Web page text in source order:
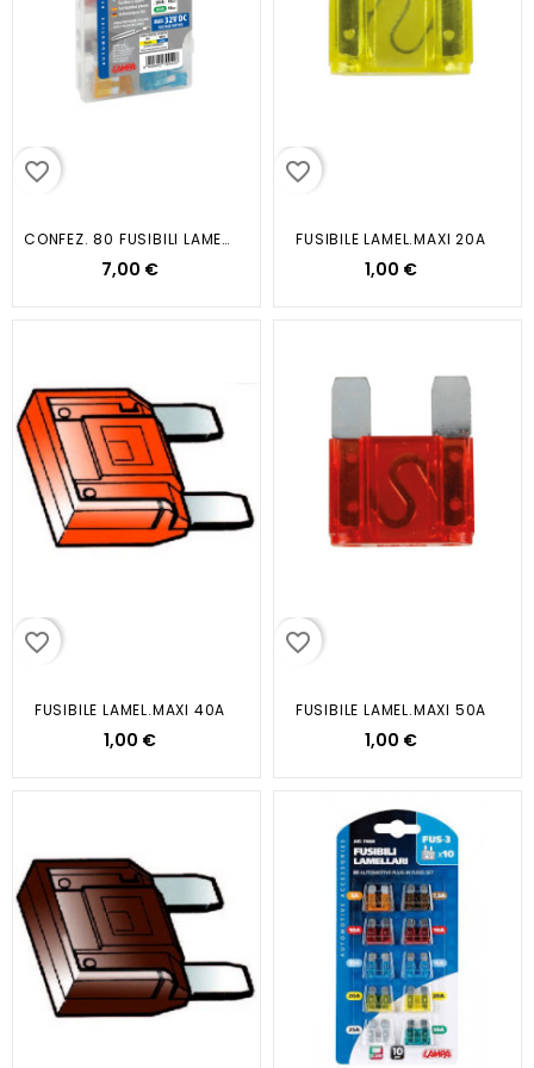
favorite_border
CONFEZ. 80 FUSIBILI LAMELLARI...
7,00 €
favorite_border
FUSIBILE LAMEL.MAXI 20A
1,00 €
favorite_border
FUSIBILE LAMEL.MAXI 40A
1,00 €
favorite_border
FUSIBILE LAMEL.MAXI 50A
1,00 €